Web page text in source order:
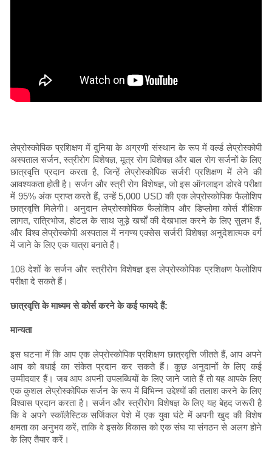
लेप्रोस्कोपिक प्रशिक्षण में दुनिया के अग्रणी संस्थान के रूप में वर्ल्ड लेप्रोस्कोपी
अस्पताल सर्जन, स्त्रीरोग विशेषज्ञ, मूत्र रोग विशेषज्ञ और बाल रोग सर्जनों के लिए
छात्रवृत्ति प्रदान करता है, जिन्हें लेप्रोस्कोपिक सर्जरी प्रशिक्षण में लेने की
आवश्यकता होती है। सर्जन और स्त्री रोग विशेषज्ञ, जो इस ऑनलाइन डोरवे परीक्षा
में 95% अंक प्राप्त करते हैं, उन्हें 5,000 USD की एक लेप्रोस्कोपिक फैलोशिप
छात्रवृत्ति मिलेगी। अनुदान लेप्रोस्कोपिक फैलोशिप और डिप्लोमा कोर्स शैक्षिक
लागत, रात्रिभोज, होटल के साथ जुड़े खर्चों की देखभाल करने के लिए सुलभ हैं,
और विश्व लेप्रोस्कोपी अस्पताल में नगण्य एक्सेस सर्जरी विशेषज्ञ अनुदेशात्मक वर्ग
में जाने के लिए एक यात्रा बनाते हैं।
108 देशों के सर्जन और स्त्रीरोग विशेषज्ञ इस लेप्रोस्कोपिक प्रशिक्षण फेलोशिप
परीक्षा दे सकते हैं।
छात्रवृत्ति के माध्यम से कोर्स करने के कई फायदे हैं:
मान्यता
इस घटना में कि आप एक लेप्रोस्कोपिक प्रशिक्षण छात्रवृत्ति जीतते हैं, आप अपने
आप को बधाई का संकेत प्रदान कर सकते हैं। कुछ अनुदानों के लिए कई
उम्मीदवार हैं। जब आप अपनी उपलब्धियों के लिए जाने जाते हैं तो यह आपके लिए
एक कुशल लेप्रोस्कोपिक सर्जन के रूप में विभिन्न उद्देश्यों की तलाश करने के लिए
विश्वास प्रदान करता है। सर्जन और स्त्रीरोग विशेषज्ञ के लिए यह बेहद जरूरी है
कि वे अपने स्कॉलैस्टिक सर्जिकल पेशे में एक युवा घंटे में अपनी खुद की विशेष
क्षमता का अनुभव करें, ताकि वे इसके विकास को एक संघ या संगठन से अलग होने
के लिए तैयार करें।